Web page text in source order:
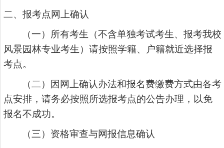
二、报考点网上确认
（一）所有考生 （不含单独考试考生、报考我校
风景园林专业考生 ） 请按照学籍、户籍就近选择报
考点。
（二）因网上确认办法和报名费缴费方式由各考
点安排，请务必按照所选报考点的公告办理，以免
报名不成功。
（三）资格审查与网报信息确认